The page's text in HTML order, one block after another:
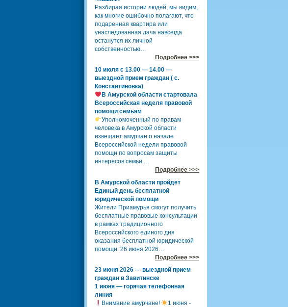
Разбирая истории людей, мы видим,
как многие ошибочно полагают, что
подаренная квартира или
унаследованная дача навсегда
останутся их личной
собственностью…
Подробнее >>>
10 июля с 13.00 — 14.00 —
выездной прием граждан ( с.
Константиновка)
В Амурской области стартовала
Всероссийская неделя правовой
помощи семьям
Уполномоченный по правам
человека в Амурской области
извещает амурчан о начале
Всероссийской недели правовой
помощи по вопросам защиты
интересов семьи.…
Подробнее >>>
В Амурской области пройдет
Единый день бесплатной
юридической помощи
Жители Приамурья смогут получить
бесплатные правовые консультации
в рамках традиционного
Всероссийского единого дня
оказания бесплатной юридической
помощи. 26 июня 2026…
Подробнее >>>
23 июня 2026 — выездной прием
граждан в Завитинске
1 июня — горячая телефонная
линия
Внимание амурчане!
1 июня -